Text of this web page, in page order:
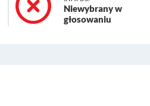
Niewybrany w
głosowaniu